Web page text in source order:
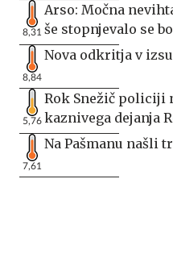
8,31
Arso: Močna
še stopnjevalo se
8,84
Nova odkritja v
5,76
Rok Snežič policiji
kaznivega dejanja
7,61
Na Pašmanu našli